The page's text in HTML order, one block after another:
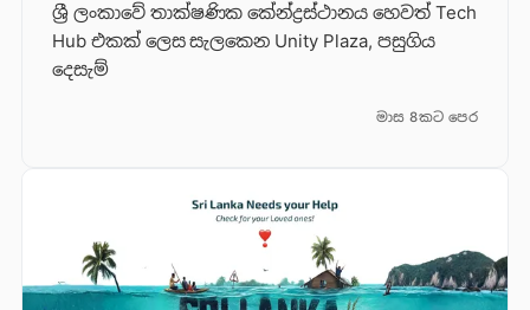
ශ්‍රී ලංකාවේ තාක්ෂණික කේන්ද්‍රස්ථානය හෙවත් Tech
Hub එකක් ලෙස සැලකෙන Unity Plaza, පසුගිය
දෙසැම්
මාස 8කට පෙර